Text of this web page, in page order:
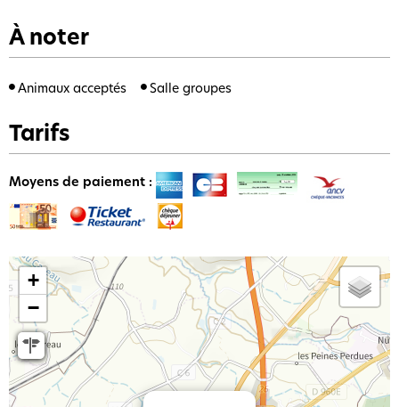
À noter
Animaux acceptés Salle groupes
Tarifs
Moyens de paiement :
+
−